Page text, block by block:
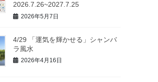
2026.7.26~2027.7.25
2026年5月7日
4/29 「運気を輝かせる」シャンバ
ラ風水
2026年4月16日